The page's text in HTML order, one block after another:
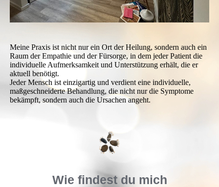
Meine Praxis ist nicht nur ein Ort der Heilung, sondern auch ein
Raum der Empathie und der Fürsorge, in dem jeder Patient die
individuelle Aufmerksamkeit und Unterstützung erhält, die er
aktuell benötigt.
Jeder Mensch ist einzigartig und verdient eine individuelle,
maßgeschneiderte Behandlung, die nicht nur die Symptome
bekämpft, sondern auch die Ursachen angeht.
Wie findest du mich